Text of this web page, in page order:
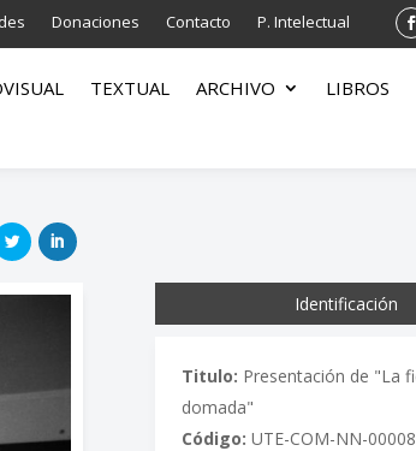
Donaciones Contacto P. Intelectual
TEXTUAL ARCHIVO LIBROS
Identificación
Titulo: Presentación de "La
domada"
Código: UTE-COM-NN-